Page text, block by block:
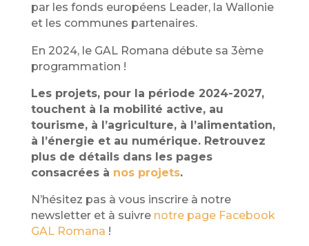
par les fonds européens Leader, la Wallonie
et les communes partenaires.
En 2024, le GAL Romana débute sa 3ème
programmation !
Les projets, pour la période 2024-2027,
touchent à la mobilité active, au
tourisme, à l’agriculture, à l’alimentation,
à l’énergie et au numérique. Retrouvez
plus de détails dans les pages
consacrées à nos projets.
N’hésitez pas à vous inscrire à notre
newsletter et à suivre notre page Facebook
GAL Romana !